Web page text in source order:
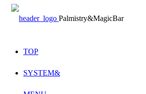
Palmistry&MagicBar
TOP
SYSTEM&